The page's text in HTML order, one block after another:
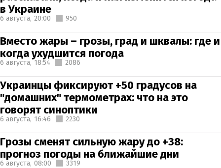
в Украине
6 августа, 20:00 950
Вместо жары – грозы, град и шквалы: где и
когда ухудшится погода
6 августа, 18:54 2086
Украинцы фиксируют +50 градусов на
"домашних" термометрах: что на это
говорят синоптики
6 августа, 16:46 2230
Грозы сменят сильную жару до +38:
прогноз погоды на ближайшие дни
6 августа, 08:00 3319